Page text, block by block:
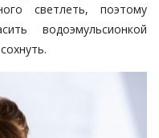
светлеть, поэтому
водоэмульсионкой